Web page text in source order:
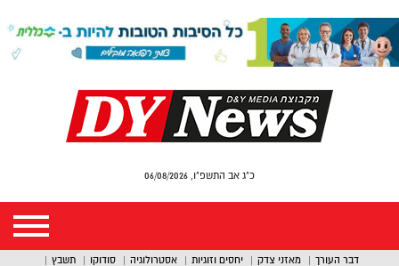
כ"ג אב התשפ"ו, 06/08/2026
דבר העורך מאזני צדק יחסים וזוגיות אסטרולוגיה סודוקו תשבץ